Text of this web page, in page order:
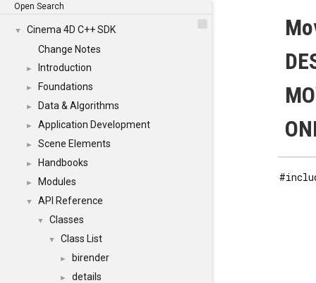
Open Search
▼
Cinema 4D C++ SDK
Change Notes
► Introduction
► Foundations
► Data & Algorithms
► Application Development
► Scene Elements
► Handbooks
► Modules
▼ API Reference
▼ Classes
▼ Class List
► birender
► details